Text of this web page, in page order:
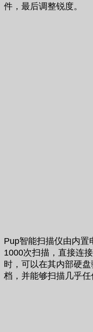
件，最后调整锐度。
Pup智能扫描仪由内置
1000次扫描，直接连
时，可以在其内部硬
档，并能够扫描几乎任